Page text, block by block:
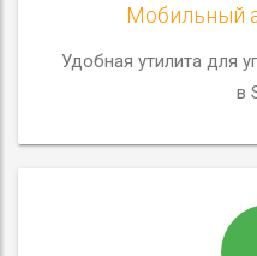
Мобильный
Удобная утилита для
в